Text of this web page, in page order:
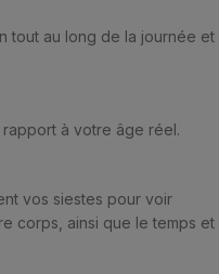
tout au long de la journée et
à votre âge réel.
vos siestes pour voir
corps, ainsi que le temps et